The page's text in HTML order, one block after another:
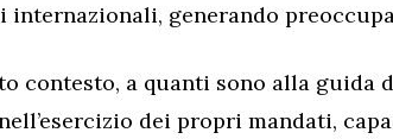
internazionali, generando
contesto, a quanti sono alla guida
dei propri mandati,